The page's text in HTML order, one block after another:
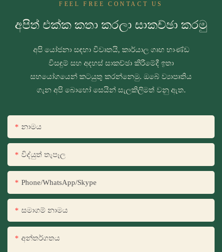
FEEL FREE CONTACT US
අපිත් එක්ක කතා කරලා සාකච්ඡා කරමු
අපි යෝජනා සඳහා විවෘතයි, කාර්යාල ගෘහ භාණ්ඩ
විසඳුම් සහ අදහස් සාකච්ඡා කිරීමේදී ඉතා
සහයෝගයෙන් කටයුතු කරන්නෙමු. ඔබේ ව්‍යාපෘතිය
ගැන අපි බොහෝ සෙයින් සැලකිලිමත් වනු ඇත.
නාමය
විද්යුත් තැපෑල
Phone/WhatsApp/Skype
සමාගම් නාමය
අන්තර්ගතය